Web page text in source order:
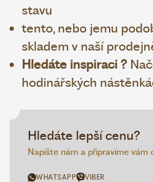
stavu
tento, nebo jemu
skladem v naší
Hledáte inspiraci ?
hodinářských
Hledáte lepší cenu?
Napište nám a připravíme vám
WHATSAPP VIBER